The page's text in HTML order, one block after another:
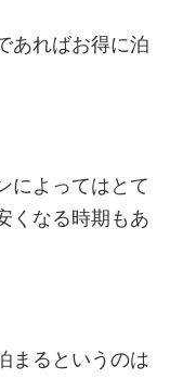
あればお得に泊
によってはとて
くなる時期もあ
まるというのは